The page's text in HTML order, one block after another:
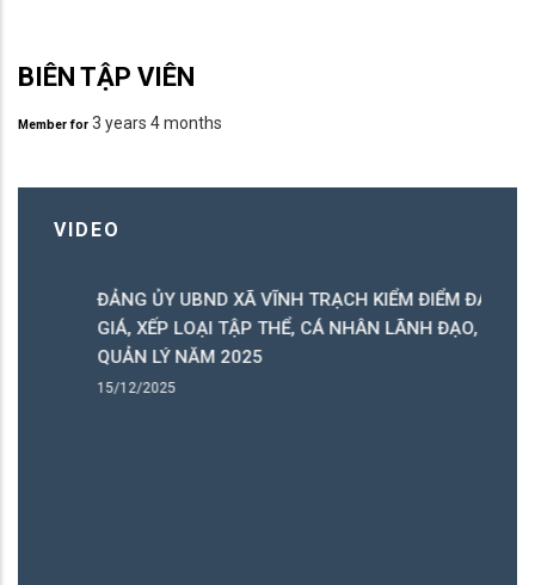
trên địa bàn.
bàn xã.
BIÊN TẬP VIÊN
Member for 3 years 4 months
VIDEO
ĐẢNG ỦY UBND XÃ VĨNH TRẠCH KIỂM ĐIỂM ĐÁNH
GIÁ, XẾP LOẠI TẬP THỂ, CÁ NHÂN LÃNH ĐẠO,
QUẢN LÝ NĂM 2025
15/12/2025